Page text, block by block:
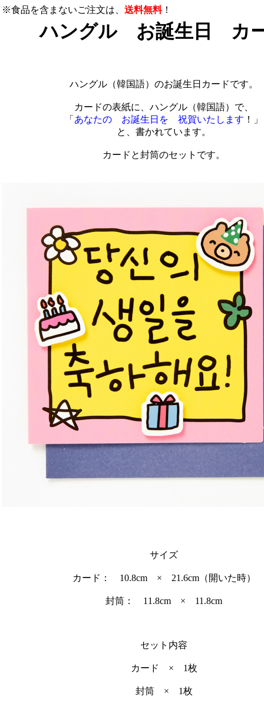
※食品を含まないご注文は、 送料無料！
ハングル お誕生日 カ
ハングル（韓国語）のお誕生日カードです。
カードの表紙に、ハングル（韓国語）で、
「 あなたの お誕生日を 祝賀いたします ！」
と、書かれています。
カードと封筒のセットです。
サイズ
カード： 10.8cm × 21.6cm（開いた時）
封筒： 11.8cm × 11.8cm
セット内容
カード × 1枚
封筒 × 1枚